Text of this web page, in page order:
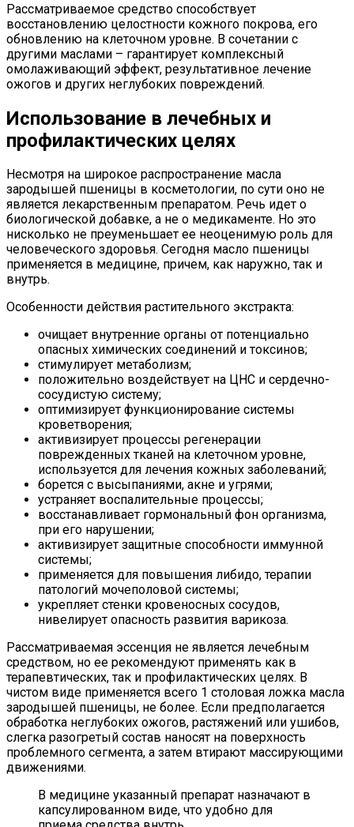
Рассматриваемое средство способствует
восстановлению целостности кожного покрова, его
обновлению на клеточном уровне. В сочетании с
другими маслами – гарантирует комплексный
омолаживающий эффект, результативное лечение
ожогов и других неглубоких повреждений.
Использование в лечебных и
профилактических целях
Несмотря на широкое распространение масла
зародышей пшеницы в косметологии, по сути оно не
является лекарственным препаратом. Речь идет о
биологической добавке, а не о медикаменте. Но это
нисколько не преуменьшает ее неоценимую роль для
человеческого здоровья. Сегодня масло пшеницы
применяется в медицине, причем, как наружно, так и
внутрь.
Особенности действия растительного экстракта:
очищает внутренние органы от потенциально
опасных химических соединений и токсинов;
стимулирует метаболизм;
положительно воздействует на ЦНС и сердечно-
сосудистую систему;
оптимизирует функционирование системы
кроветворения;
активизирует процессы регенерации
поврежденных тканей на клеточном уровне,
используется для лечения кожных заболеваний;
борется с высыпаниями, акне и угрями;
устраняет воспалительные процессы;
восстанавливает гормональный фон организма,
при его нарушении;
активизирует защитные способности иммунной
системы;
применяется для повышения либидо, терапии
патологий мочеполовой системы;
укрепляет стенки кровеносных сосудов,
нивелирует опасность развития варикоза.
Рассматриваемая эссенция не является лечебным
средством, но ее рекомендуют применять как в
терапевтических, так и профилактических целях. В
чистом виде применяется всего 1 столовая ложка масла
зародышей пшеницы, не более. Если предполагается
обработка неглубоких ожогов, растяжений или ушибов,
слегка разогретый состав наносят на поверхность
проблемного сегмента, а затем втирают массирующими
движениями.
В медицине указанный препарат назначают в
капсулированном виде, что удобно для